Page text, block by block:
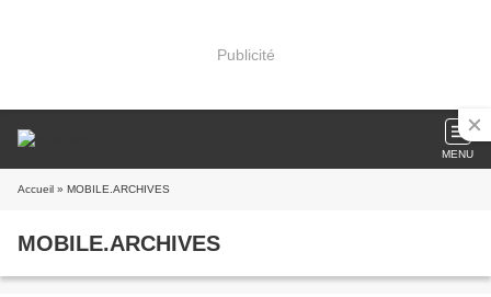
Publicité
MENU
Accueil » MOBILE.ARCHIVES
MOBILE.ARCHIVES